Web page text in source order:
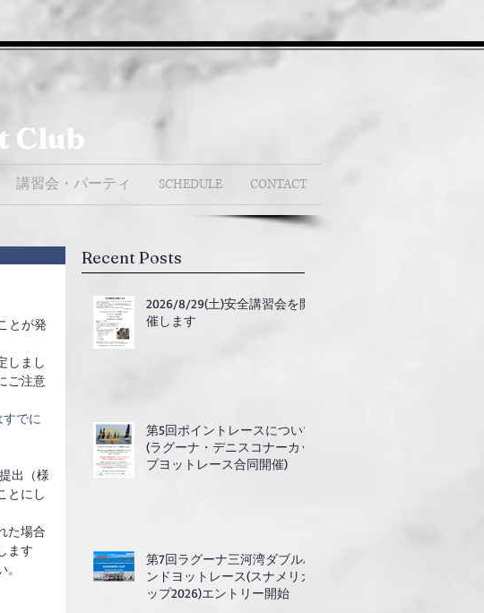
Club
講習会・パーティ SCHEDULE CONTACT
とが発
しまし
ご注意
でに
出（様
とにし
た場合
ます
Recent Posts
2026/8/29(土)安全講習会を開
催します
第5回ポイントレースについて
(ラグーナ・デニスコナーカッ
プヨットレース合同開催)
第7回ラグーナ三河湾ダブルハ
ンドヨットレース(スナメリカ
ップ2026)エントリー開始